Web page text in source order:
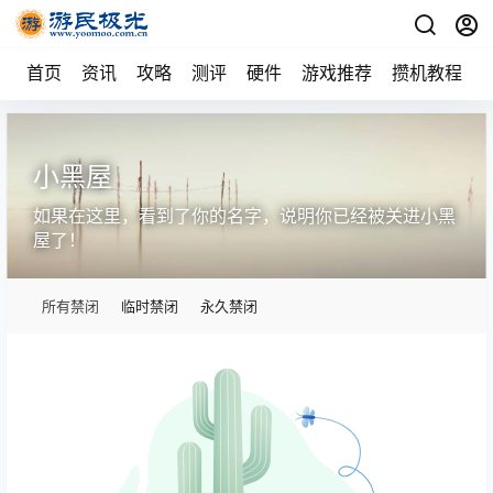
首页 资讯 攻略 测评 硬件 游戏推荐 攒机教程
小黑屋
如果在这里，看到了你的名字，说明你已经被关进小黑
屋了！
所有禁闭 临时禁闭 永久禁闭